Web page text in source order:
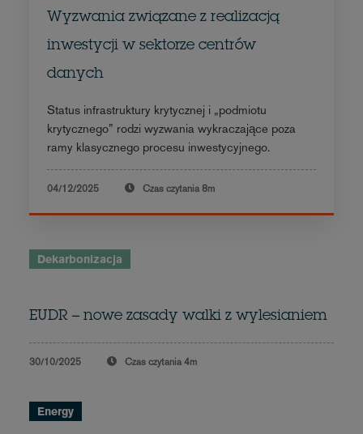
Wyzwania związane z realizacją
inwestycji w sektorze centrów
danych
Status infrastruktury krytycznej i „podmiotu
krytycznego” rodzi wyzwania wykraczające poza
ramy klasycznego procesu inwestycyjnego.
04/12/2025 Czas czytania 8m
Dekarbonizacja
EUDR – nowe zasady walki z wylesianiem
30/10/2025 Czas czytania 4m
Energy